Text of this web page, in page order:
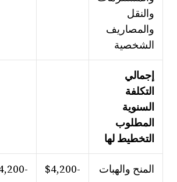
والنقل
والمصاريف
الشخصية
إجمالي
التكلفة
السنوية
المطلوب
التخطيط لها
المنح والهبات -$4,200
-$4,200